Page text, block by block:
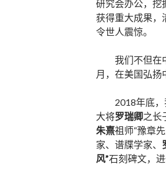
研究会办公，挖
获得重大成果，
令世人震惊。
我们不但在
月，在美国弘扬
2018年底，
大将罗瑞卿之长
朱熹祖师“豫章
家、谱牒学家、
风”石刻碑文，